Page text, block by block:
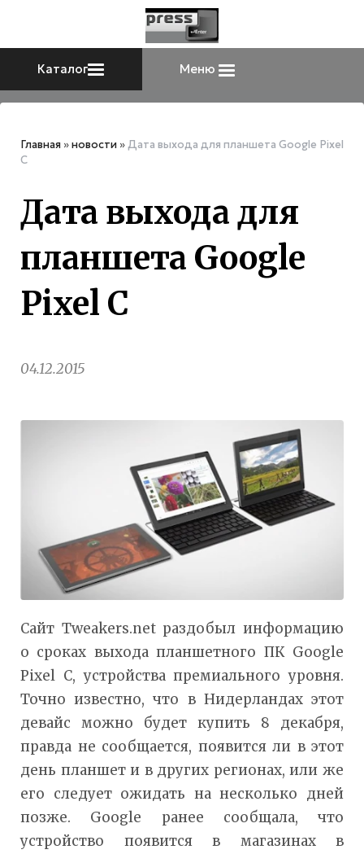
Каталог Меню
Главная »новости »Дата выхода для планшета Google Pixel
C
Дата выхода для
планшета Google
Pixel C
04.12.2015
Сайт Tweakers.net раздобыл информацию
о сроках выхода планшетного ПК Google
Pixel C, устройства премиального уровня.
Точно известно, что в Нидерландах этот
девайс можно будет купить 8 декабря,
правда не сообщается, появится ли в этот
день планшет и в других регионах, или же
его следует ожидать на несколько дней
позже. Google ранее сообщала, что
устройство появится в магазинах в